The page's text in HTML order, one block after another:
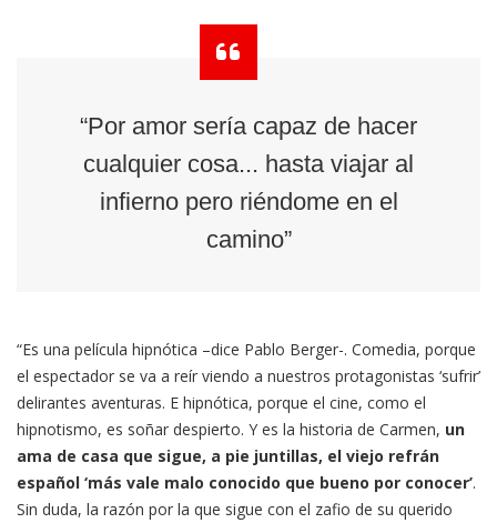
“Por amor sería capaz de hacer
cualquier cosa... hasta viajar al
infierno pero riéndome en el
camino”
“Es una película hipnótica –dice Pablo Berger-. Comedia, porque
el espectador se va a reír viendo a nuestros protagonistas ‘sufrir’
delirantes aventuras. E hipnótica, porque el cine, como el
hipnotismo, es soñar despierto. Y es la historia de Carmen, un
ama de casa que sigue, a pie juntillas, el viejo refrán
español ‘más vale malo conocido que bueno por conocer’.
Sin duda, la razón por la que sigue con el zafio de su querido